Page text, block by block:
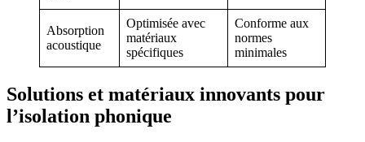
Absorption
acoustique
Optimisée avec
matériaux
spécifiques
Conforme aux
normes
minimales
Solutions et matériaux innovants pour
l’isolation phonique